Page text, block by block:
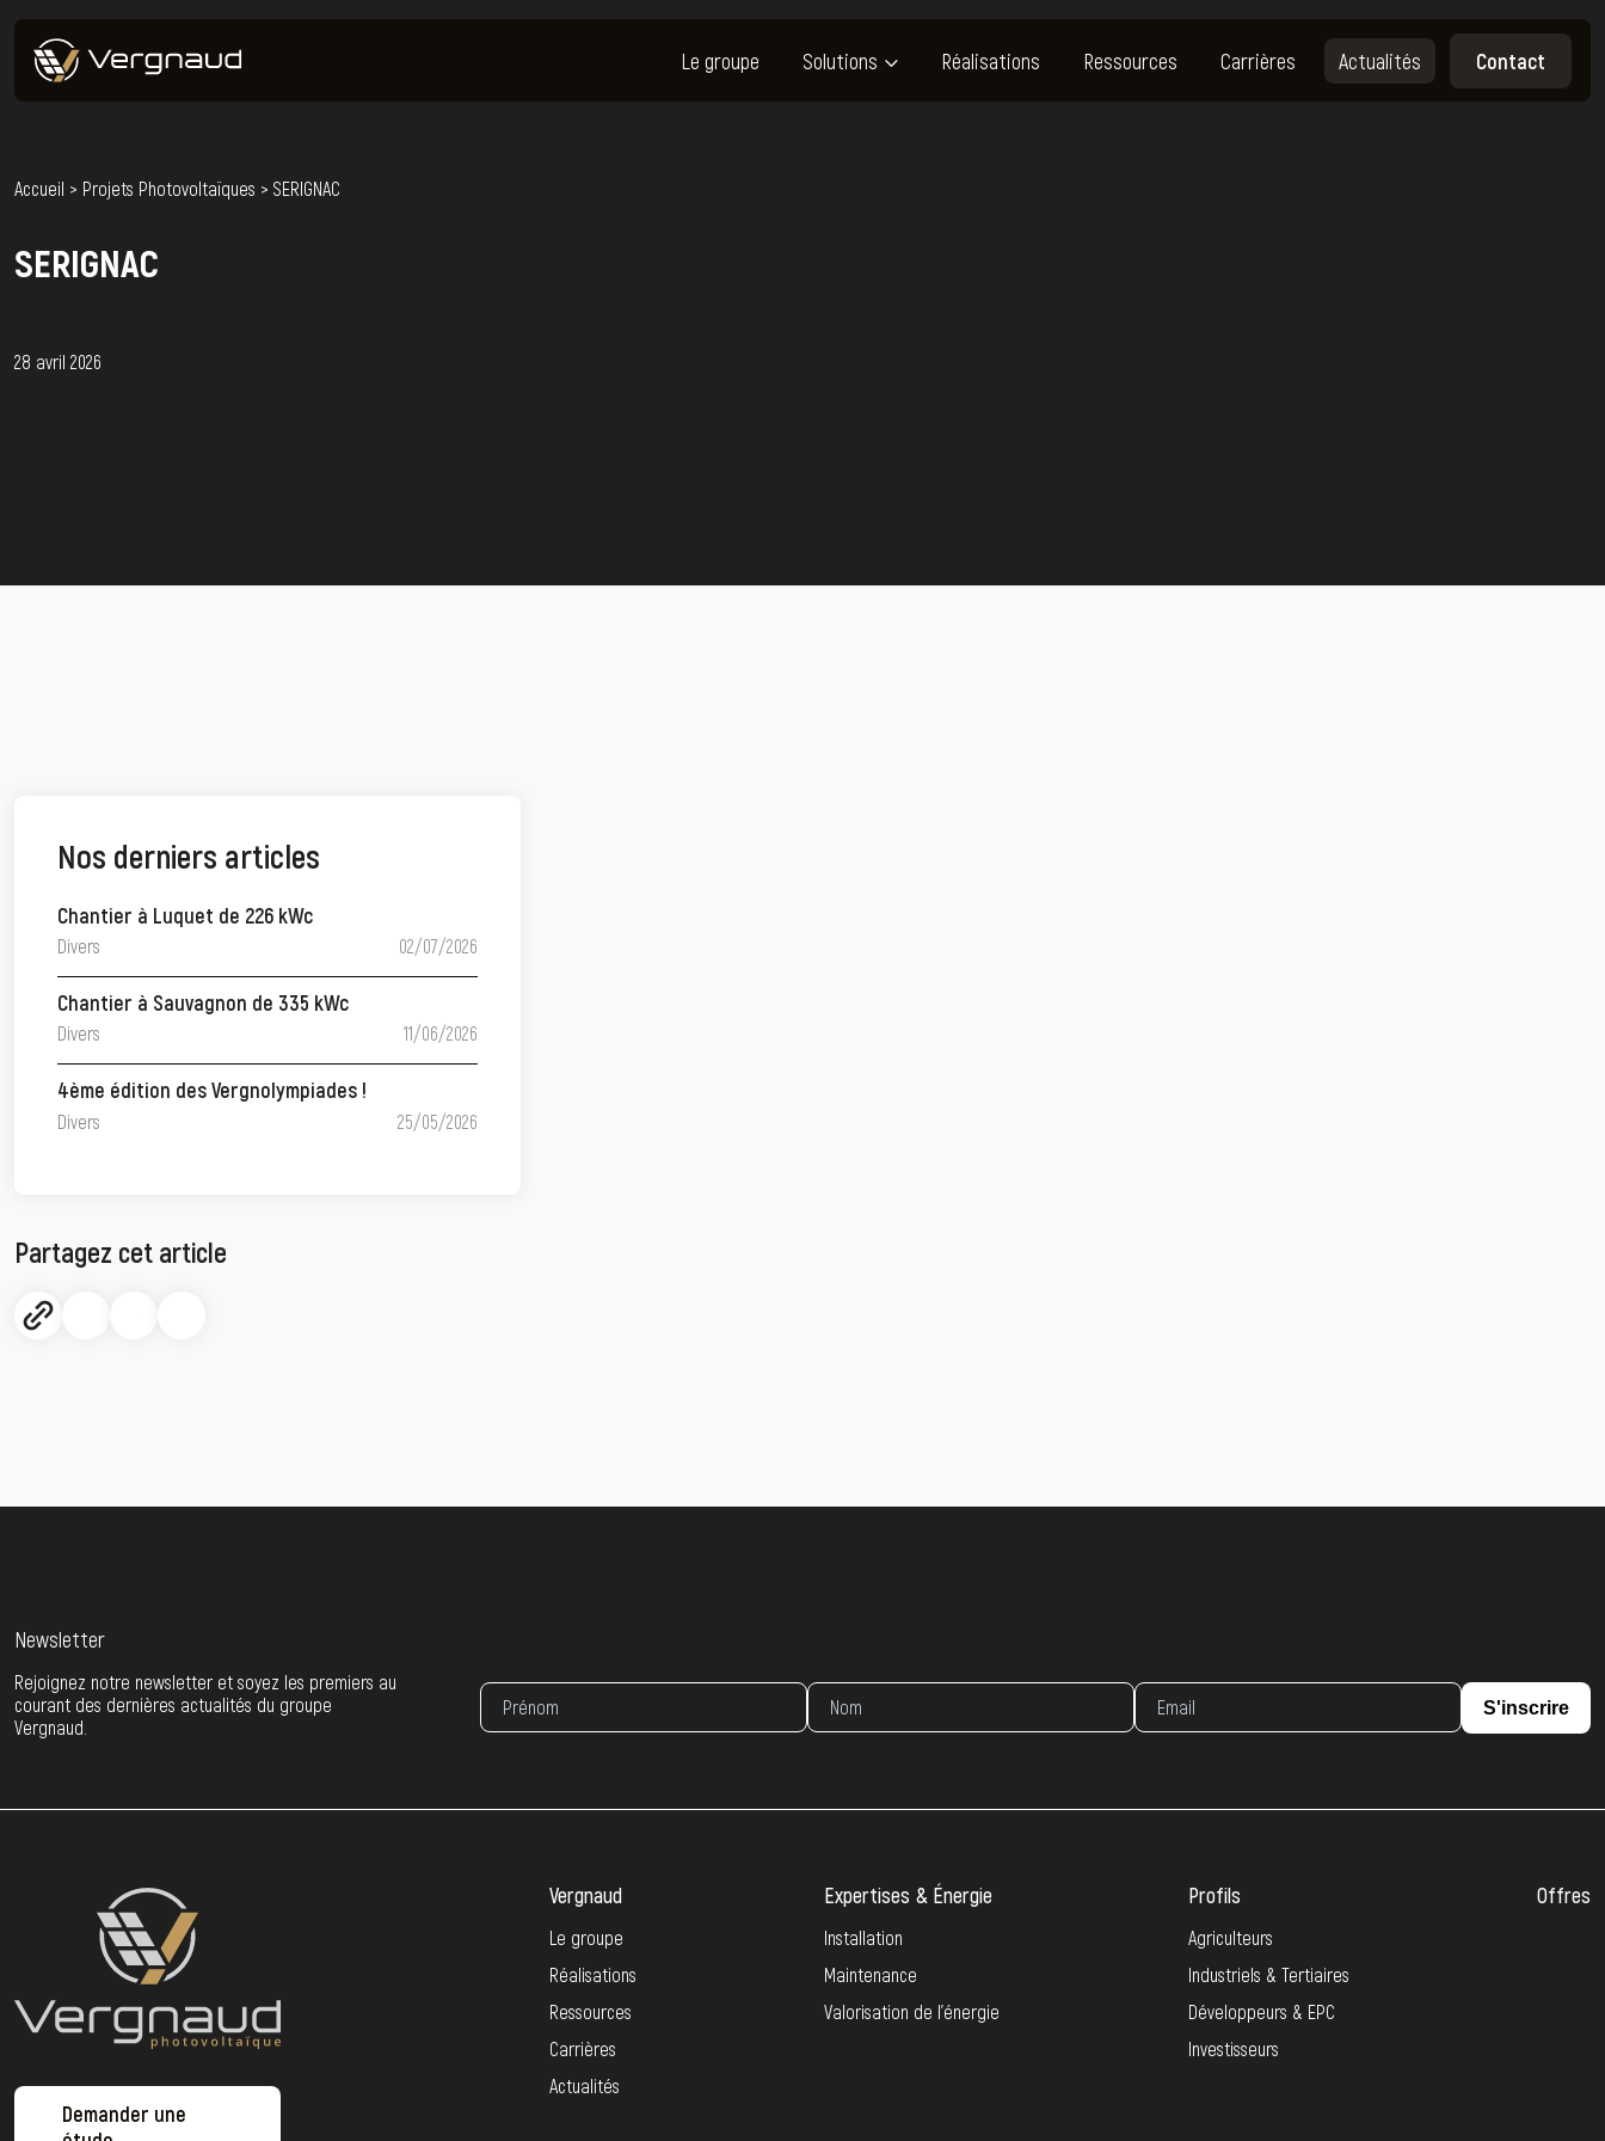
Le groupe Solutions Réalisations Ressources Carrières Actualités Contact
Accueil > Projets Photovoltaïques > SERIGNAC
SERIGNAC
28 avril 2026
Nos derniers articles
Chantier à Luquet de 226 kWc
Divers 02/07/2026
Chantier à Sauvagnon de 335 kWc
Divers 11/06/2026
4ème édition des Vergnolympiades !
Divers 25/05/2026
Partagez cet article
Newsletter
Rejoignez notre newsletter et soyez les premiers au
courant des dernières actualités du groupe
Vergnaud.
S'inscrire
Demander une
Vergnaud
Le groupe
Réalisations
Ressources
Carrières
Actualités
Expertises & Énergie
Installation
Maintenance
Valorisation de l’énergie
Profils
Agriculteurs
Industriels & Tertiaires
Développeurs & EPC
Investisseurs
Offres